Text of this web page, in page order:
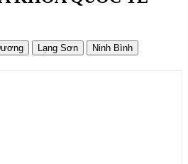
Lạng Sơn
Ninh Bình